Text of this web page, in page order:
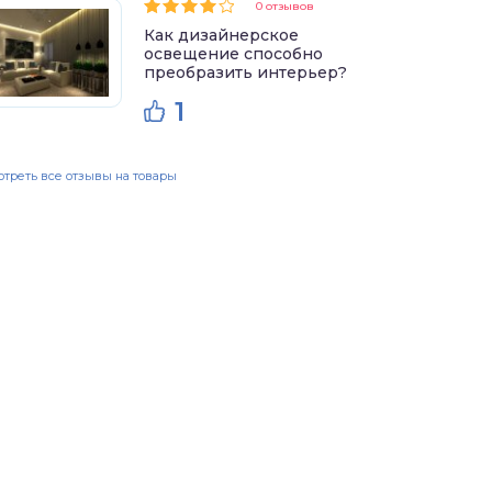
0 отзывов
Как дизайнерское
освещение способно
преобразить интерьер?
1
все отзывы на товары